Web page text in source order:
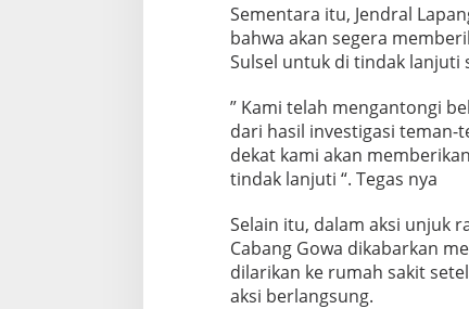
Sementara itu, Jendral
bahwa akan segera
Sulsel untuk di tindak lanjuti
” Kami telah mengantongi
dari hasil investigasi teman-
dekat kami akan
tindak lanjuti “. Tegas nya
Selain itu, dalam aksi unjuk
Cabang Gowa dikabarkan
dilarikan ke rumah sakit
aksi berlangsung.